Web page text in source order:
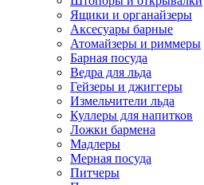
Ящики и органайзеры
Аксесуары барные
Атомайзеры и риммеры
Барная посуда
Ведра для льда
Гейзеры и джиггеры
Измельчители льда
Куллеры для напитков
Ложки бармена
Мадлеры
Мерная посуда
Питчеры